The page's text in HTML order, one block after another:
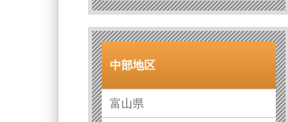
中部地区
富山県